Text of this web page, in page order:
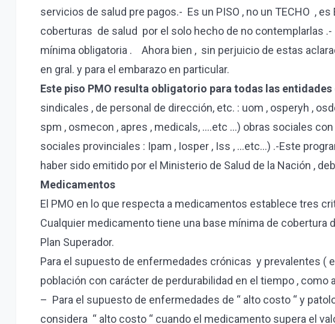
servicios de salud pre pagos.- Es un PISO , no un TECHO ,
coberturas de salud por el solo hecho de no contemplarlas
mínima obligatoria . Ahora bien , sin perjuicio de estas
en gral. y para el embarazo en particular.
Este piso PMO resulta obligatorio para todas las
sindicales , de personal de dirección, etc. : uom , osperyh ,
spm , osmecon , apres , medicals, ….etc …) obras sociales
sociales provinciales : Ipam , Iosper , Iss , …etc…) .-Este
haber sido emitido por el Ministerio de Salud de la Nación ,
Medicamentos
El PMO en lo que respecta a medicamentos establece tres
Cualquier medicamento tiene una base mínima de cobertura
Plan Superador.
Para el supuesto de enfermedades crónicas y prevalentes (
población con carácter de perdurabilidad en el tiempo , como
– Para el supuesto de enfermedades de “ alto costo “ y
considera “ alto costo “ cuando el medicamento supera el